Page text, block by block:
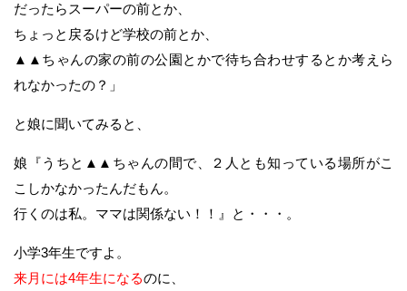
だったらスーパーの前とか、
ちょっと戻るけど学校の前とか、
▲▲ちゃんの家の前の公園とかで待ち合わせするとか考えら
れなかったの？」
と娘に聞いてみると、
娘『うちと▲▲ちゃんの間で、２人とも知っている場所がこ
こしかなかったんだもん。
行くのは私。ママは関係ない！！』と・・・。
小学3年生ですよ。
来月には4年生になるのに、